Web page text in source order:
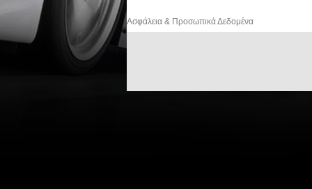
Ασφάλεια & Προσωπικά Δεδομένα